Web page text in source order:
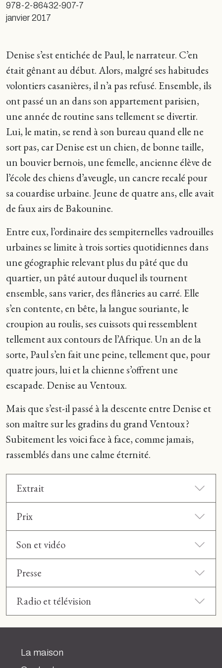
978-2-86432-907-7
janvier 2017
Denise s’est entichée de Paul, le narrateur. C’en
était gênant au début. Alors, malgré ses habitudes
volontiers casanières, il n’a pas refusé. Ensemble, ils
ont passé un an dans son appartement parisien,
une année de routine sans tellement se divertir.
Lui, le matin, se rend à son bureau quand elle ne
sort pas, car Denise est un chien, de bonne taille,
un bouvier bernois, une femelle, ancienne élève de
l’école des chiens d’aveugle, un cancre recalé pour
sa couardise urbaine. Jeune de quatre ans, elle avait
de faux airs de Bakounine.
Entre eux, l’ordinaire des sempiternelles vadrouilles
urbaines se limite à trois sorties quotidiennes dans
une géographie relevant plus du pâté que du
quartier, un pâté autour duquel ils tournent
ensemble, sans varier, des flâneries au carré. Elle
s’en contente, en bête, la langue souriante, le
croupion au roulis, ses cuissots qui ressemblent
tellement aux contours de l’Afrique. Un an de la
sorte, Paul s’en fait une peine, tellement que, pour
quatre jours, lui et la chienne s’offrent une
escapade. Denise au Ventoux.
Mais que s’est-il passé à la descente entre Denise et
son maître sur les gradins du grand Ventoux ?
Subitement les voici face à face, comme jamais,
rassemblés dans une calme éternité.
Extrait
Prix
Son et vidéo
Presse
Radio et télévision
La maison